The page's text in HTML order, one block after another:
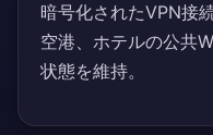
暗号化されたVPN接
空港、ホテルの公共
状態を維持。